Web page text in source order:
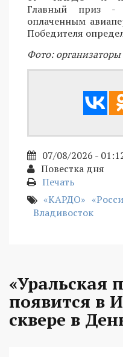
Главный приз
оплаченным
Победителя
Фото: организаторы
07/08/2026 -
Повестка дня
Печать
«КАРДО»
Владивосток
«Уральская
появится в
сквере в